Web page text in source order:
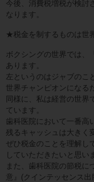
今後、消費税増税が検討
なります。
★税金を制するものは世
ボクシングの世界では、
あります。
左というのはジャブのこ
世界チャンピオンになる
同様に、私は経営の世界
ています。
歯科医院において一番高
残るキャッシュは大きく
ぜひ税金のことを理解し
していただきたいと思い
また、歯科医院の節税に
意』(クインテッセンス出